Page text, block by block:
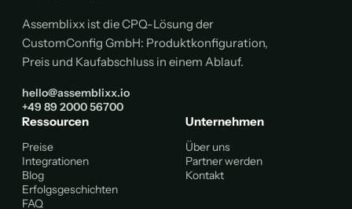
Assemblixx ist die CPQ-Lösung der
CustomConfig GmbH: Produktkonfiguration,
Preis und Kaufabschluss in einem Ablauf.
hello@assemblixx.io
+49 89 2000 56700
Ressourcen
Preise
Integrationen
Blog
Erfolgsgeschichten
FAQ
Unternehmen
Über uns
Partner werden
Kontakt